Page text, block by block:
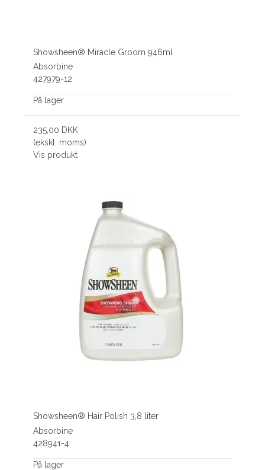
Showsheen® Miracle Groom 946ml
Absorbine
427979-12
På lager
235,00 DKK
(ekskl. moms)
Vis produkt
Showsheen® Hair Polish 3,8 liter
Absorbine
428941-4
På lager